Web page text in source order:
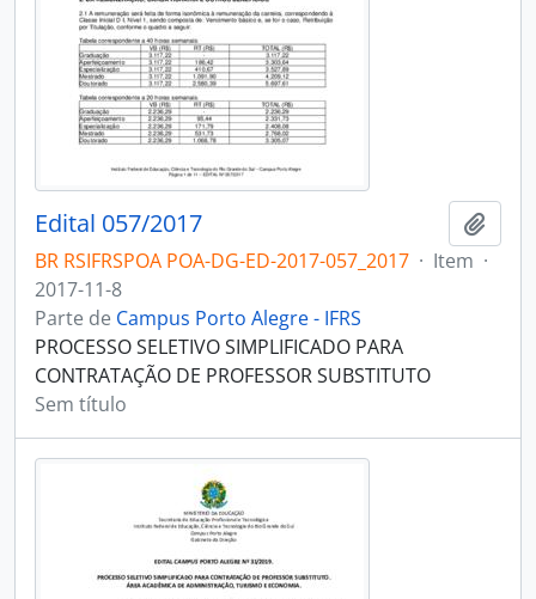
Edital 057/2017
BR RSIFRSPOA POA-DG-ED-2017-057_2017 · Item ·
2017-11-8
Parte de Campus Porto Alegre - IFRS
PROCESSO SELETIVO SIMPLIFICADO PARA
CONTRATAÇÃO DE PROFESSOR SUBSTITUTO
Sem título